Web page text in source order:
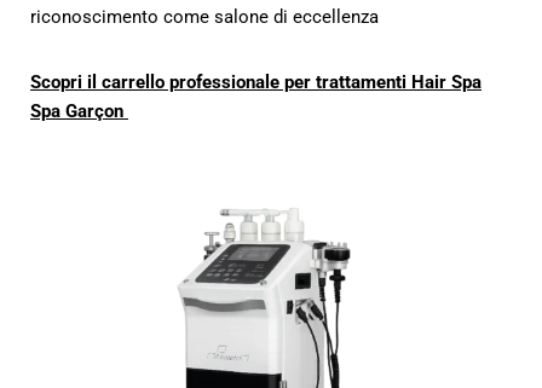
riconoscimento come salone di eccellenza
Scopri il carrello professionale per trattamenti Hair Spa
Spa Garçon